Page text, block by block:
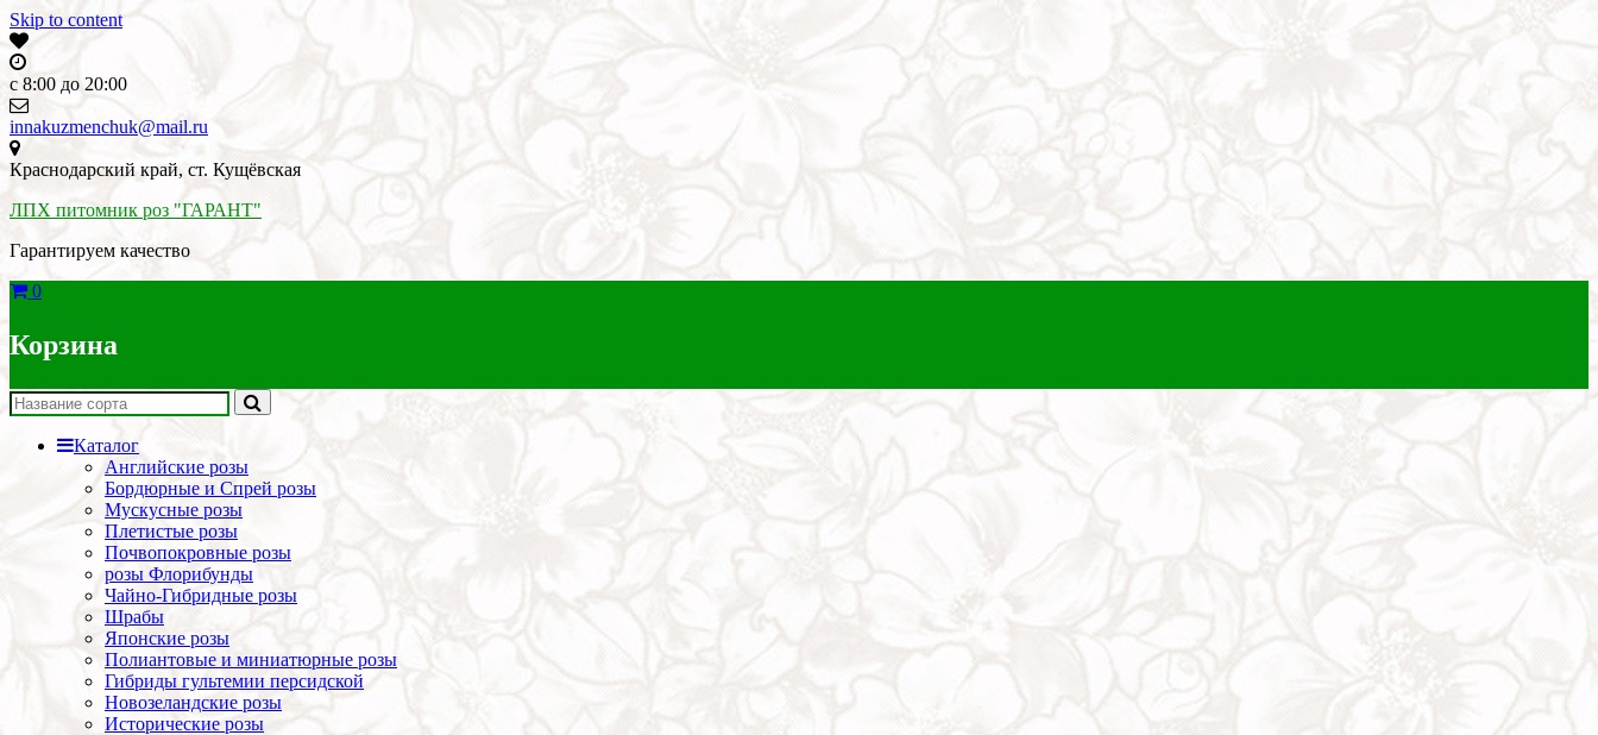
Skip to content
c 8:00 до 20:00
innakuzmenchuk@mail.ru
Краснодарский край, ст. Кущёвская
ЛПХ питомник роз "ГАРАНТ"
Гарантируем качество
0
Корзина
Каталог
Английские розы
Бордюрные и Спрей розы
Мускусные розы
Плетистые розы
Почвопокровные розы
розы Флорибунды
Чайно-Гибридные розы
Шрабы
Японские розы
Полиантовые и миниатюрные розы
Гибриды гультемии персидской
Новозеландские розы
Исторические розы